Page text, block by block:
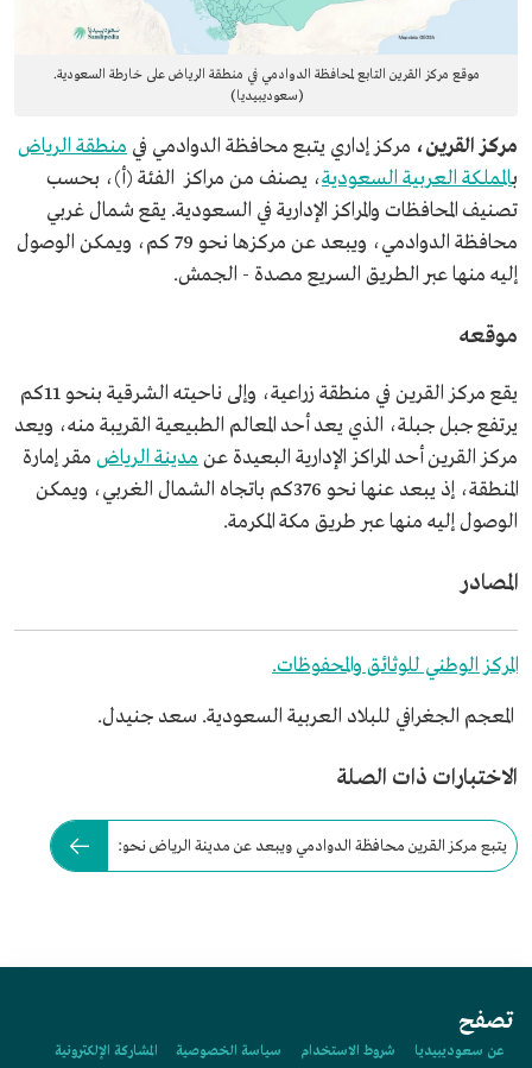
موقع مركز القرين التابع لمحافظة الدوادمي في منطقة الرياض على خارطة السعودية.
(سعوديبيديا)
مركز القرين، مركز إداري يتبع محافظة الدوادمي في منطقة الرياض
بالمملكة العربية السعودية، يصنف من مراكز الفئة (أ)، بحسب
تصنيف المحافظات والمراكز الإدارية في السعودية. يقع شمال غربي
محافظة الدوادمي، ويبعد عن مركزها نحو 79 كم، ويمكن الوصول
إليه منها عبر الطريق السريع مصدة - الجمش.
موقعه
يقع مركز القرين في منطقة زراعية، وإلى ناحيته الشرقية بنحو 11كم
يرتفع جبل جبلة، الذي يعد أحد المعالم الطبيعية القريبة منه، ويعد
مركز القرين أحد المراكز الإدارية البعيدة عن مدينة الرياض مقر إمارة
المنطقة، إذ يبعد عنها نحو 376كم باتجاه الشمال الغربي، ويمكن
الوصول إليه منها عبر طريق مكة المكرمة.
المصادر
المركز الوطني للوثائق والمحفوظات.
المعجم الجغرافي للبلاد العربية السعودية. سعد جنيدل.
الاختبارات ذات الصلة
يتبع مركز القرين محافظة الدوادمي ويبعد عن مدينة الرياض نحو:
تصفح
عن سعوديبيديا شروط الاستخدام سياسة الخصوصية المشاركة الإلكترونية